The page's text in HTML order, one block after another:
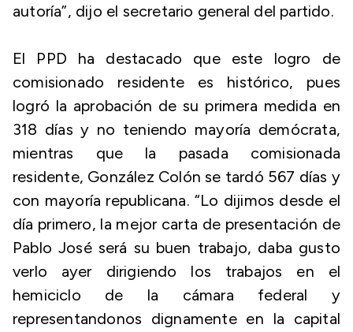
autoría”, dijo el secretario general del partido.
El PPD ha destacado que este logro de
comisionado residente es histórico, pues
logró la aprobación de su primera medida en
318 días y no teniendo mayoría demócrata,
mientras que la pasada comisionada
residente, González Colón se tardó 567 días y
con mayoría republicana. “Lo dijimos desde el
día primero, la mejor carta de presentación de
Pablo José será su buen trabajo, daba gusto
verlo ayer dirigiendo los trabajos en el
hemiciclo de la cámara federal y
representandonos dignamente en la capital